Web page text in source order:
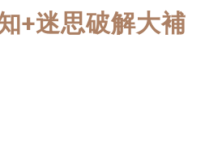
+迷思破解大補